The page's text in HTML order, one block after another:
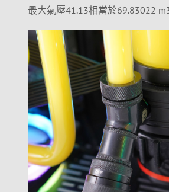
最大氣壓41.13相當於69.83022